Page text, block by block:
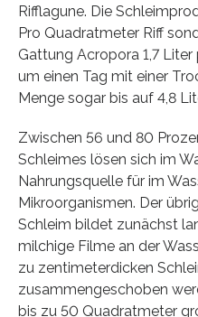
Rifflagune. Die
Pro Quadratmeter Riff
Gattung Acropora 1,7
um einen Tag mit einer
Menge sogar bis auf 4,8
Zwischen 56 und 80
Schleimes lösen sich im
Nahrungsquelle für im
Mikroorganismen. Der
Schleim bildet zunächst
milchige Filme an der
zu zentimeterdicken
zusammengeschoben
bis zu 50 Quadratmeter